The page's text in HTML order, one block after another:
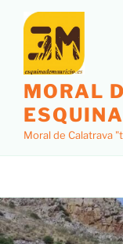
MORAL
Moral de Calatrava